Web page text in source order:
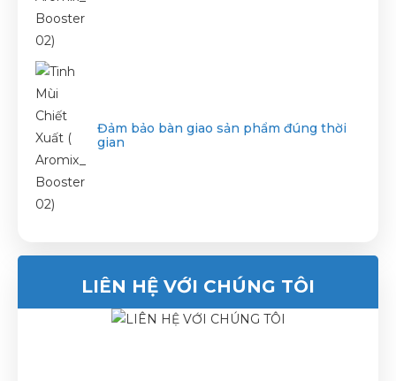
Đảm bảo bàn giao sản phẩm đúng thời
gian
LIÊN HỆ VỚI CHÚNG TÔI